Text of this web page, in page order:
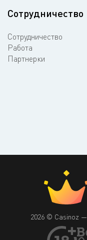
Сотрудничество
Сотрудничество
Работа
Партнерки
2026 © Casinoz —